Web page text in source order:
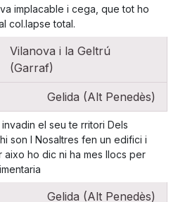
implacable i cega, que tot ho
col.lapse total.
Vilanova i la Geltrú
(Garraf)
Gelida (Alt Penedès)
el seu te rritori Dels
son I Nosaltres fen un edifici i
ho dic ni ha mes llocs per
Gelida (Alt Penedès)